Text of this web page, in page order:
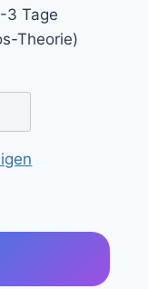
3 Tage
Theorie)